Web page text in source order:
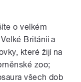
o velkém
Británii a
které žijí na
zoo;
všech dob